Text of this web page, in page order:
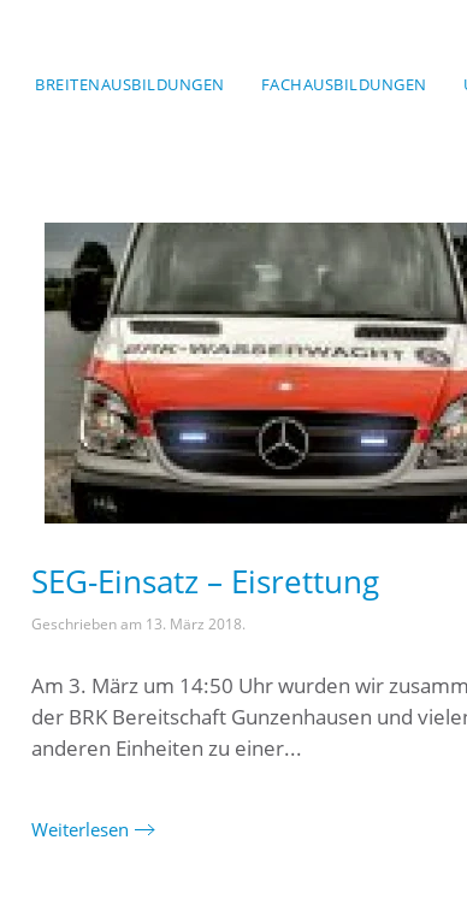
BREITENAUSBILDUNGEN FACHAUSBILDUNGEN
SEG-Einsatz – Eisrettung
Geschrieben am 13. März 2018.
Am 3. März um 14:50 Uhr wurden wir
der BRK Bereitschaft Gunzenhausen und
anderen Einheiten zu einer...
Weiterlesen